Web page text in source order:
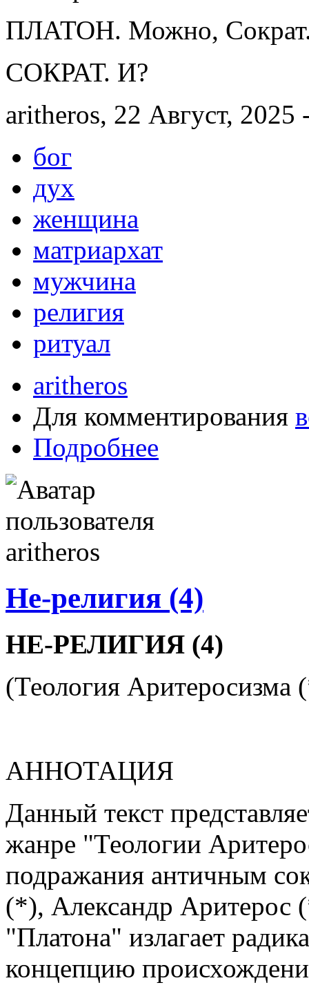
ПЛАТОН. Можно,
СОКРАТ. И?
aritheros, 22 Август, 2025
бог
дух
женщина
матриархат
мужчина
религия
ритуал
aritheros
Для комментирования
Подробнее
Не-религия (4)
НЕ-РЕЛИГИЯ (4)
(Теология Аритеросизма
АННОТАЦИЯ
Данный текст
жанре "Теологии
подражания античным
(*), Александр Аритерос
"Платона" излагает
концепцию